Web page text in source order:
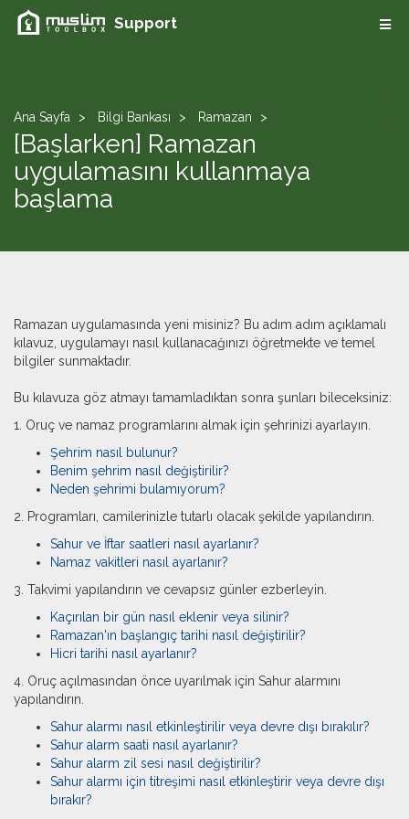
Support
Ana Sayfa Bilgi Bankası Ramazan
[Başlarken] Ramazan
uygulamasını kullanmaya
başlama
Ramazan uygulamasında yeni misiniz? Bu adım adım açıklamalı
kılavuz, uygulamayı nasıl kullanacağınızı öğretmekte ve temel
bilgiler sunmaktadır.
Bu kılavuza göz atmayı tamamladıktan sonra şunları bileceksiniz:
1. Oruç ve namaz programlarını almak için şehrinizi ayarlayın.
Şehrim nasıl bulunur?
Benim şehrim nasıl değiştirilir?
Neden şehrimi bulamıyorum?
2. Programları, camilerinizle tutarlı olacak şekilde yapılandırın.
Sahur ve İftar saatleri nasıl ayarlanır?
Namaz vakitleri nasıl ayarlanır?
3. Takvimi yapılandırın ve cevapsız günler ezberleyin.
Kaçırılan bir gün nasıl eklenir veya silinir?
Ramazan'ın başlangıç tarihi nasıl değiştirilir?
Hicri tarihi nasıl ayarlanır?
4. Oruç açılmasından önce uyarılmak için Sahur alarmını
yapılandırın.
Sahur alarmı nasıl etkinleştirilir veya devre dışı bırakılır?
Sahur alarm saati nasıl ayarlanır?
Sahur alarm zil sesi nasıl değiştirilir?
Sahur alarmı için titreşimi nasıl etkinleştirir veya devre dışı
bırakır?